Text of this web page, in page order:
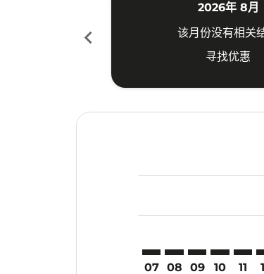
chevron_left
2026年 8月
该月份没有相关
寻找优惠
07 08 09 10 11